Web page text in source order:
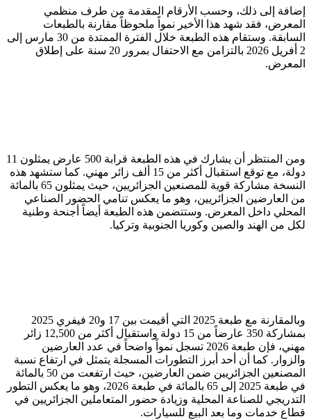
إضافة إلى ذلك، وحسب الأرقام المقدمة من طرف منظمي
المعرض، فقد شهد هذا الأخير نمواً ملحوظاً مقارنة بالطبعات
السابقة. وستقام هذه الطبعة خلال الفترة الممتدة من 30 مارس إلى
2 أفريل 2026 بالتزامن مع الاحتفال بمرور 20 سنة على إطلاق
المعرض.
ومن المنتظر أن يشارك في هذه الطبعة قرابة 500 عارض يمثلون 11
دولة، مع توقع استقبال أكثر من 15 ألف زائر مهني. كما ستشهد هذه
النسخة مشاركة قوية للمصنعين الجزائريين، حيث يمثلون 65 بالمائة
من العارضين الجزائريين، وهو ما يعكس تنامي الحضور الصناعي
المحلي داخل المعرض. وستتضمن هذه الطبعة أيضاً أجنحة وطنية
لكل من الهند والصين وكوريا الجنوبية وتركيا.
وبالمقارنة مع طبعة 2025 التي أقيمت بين 17 و20 فيفري 2025
بمشاركة 350 عارضاً من 15 دولة واستقبال أكثر من 12,500 زائر
مهني، فإن طبعة 2026 تسجل نمواً واضحاً في عدد العارضين
والزوار. كما أن أحد أبرز التطورات المسجلة يتمثل في ارتفاع نسبة
المصنعين الجزائريين ضمن العارضين، حيث ارتفعت من 50 بالمائة
في طبعة 2025 إلى 65 بالمائة في طبعة 2026، وهو ما يعكس التطور
التدريجي للصناعة المحلية وزيادة حضور المتعاملين الجزائريين في
قطاع خدمات وما بعد البيع للسيارات.